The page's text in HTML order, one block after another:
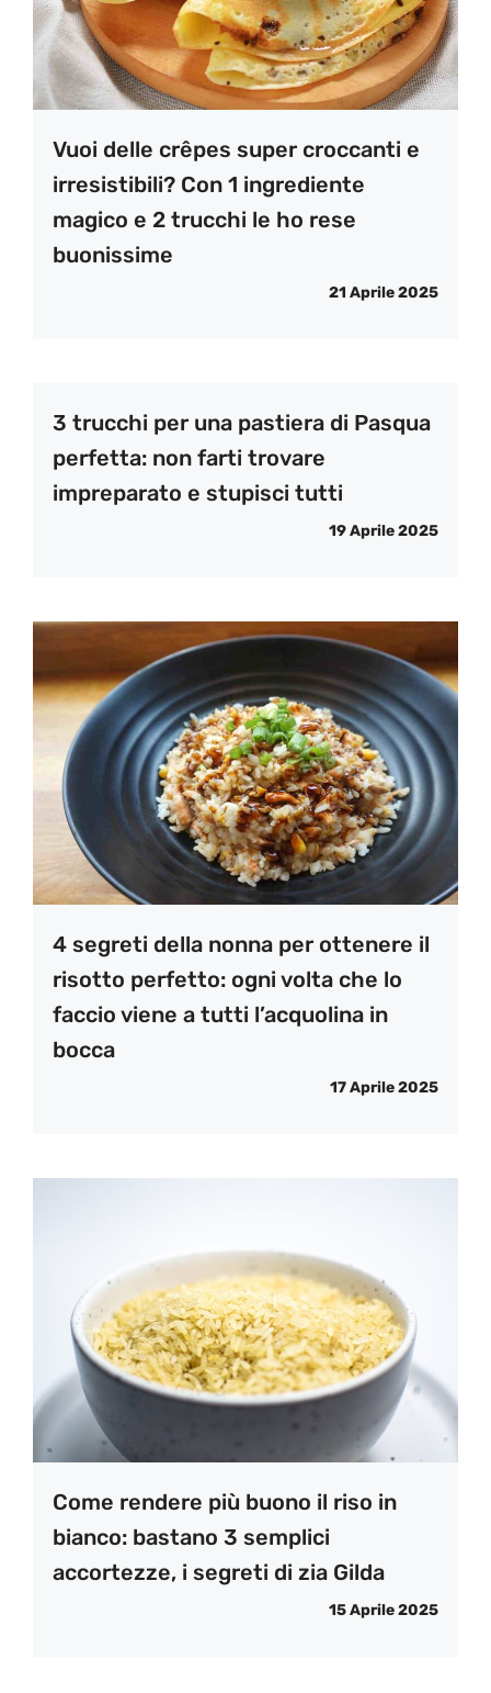
Vuoi delle crêpes super croccanti e
irresistibili? Con 1 ingrediente
magico e 2 trucchi le ho rese
buonissime
21 Aprile 2025
3 trucchi per una pastiera di Pasqua
perfetta: non farti trovare
impreparato e stupisci tutti
19 Aprile 2025
4 segreti della nonna per ottenere il
risotto perfetto: ogni volta che lo
faccio viene a tutti l’acquolina in
bocca
17 Aprile 2025
Come rendere più buono il riso in
bianco: bastano 3 semplici
accortezze, i segreti di zia Gilda
15 Aprile 2025